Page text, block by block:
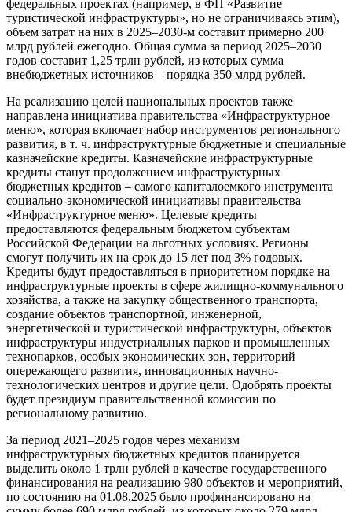
федеральных проектах (например, в ФП «Развитие
туристической инфраструктуры», но не ограничиваясь этим),
объем затрат на них в 2025–2030-м составит примерно 200
млрд рублей ежегодно. Общая сумма за период 2025–2030
годов составит 1,25 трлн рублей, из которых сумма
внебюджетных источников – порядка 350 млрд рублей.
На реализацию целей национальных проектов также
направлена инициатива правительства «Инфраструктурное
меню», которая включает набор инструментов регионального
развития, в т. ч. инфраструктурные бюджетные и специальные
казначейские кредиты. Казначейские инфраструктурные
кредиты станут продолжением инфраструктурных
бюджетных кредитов – самого капиталоемкого инструмента
социально-экономической инициативы правительства
«Инфраструктурное меню». Целевые кредиты
предоставляются федеральным бюджетом субъектам
Российской Федерации на льготных условиях. Регионы
смогут получить их на срок до 15 лет под 3% годовых.
Кредиты будут предоставляться в приоритетном порядке на
инфраструктурные проекты в сфере жилищно-коммунального
хозяйства, а также на закупку общественного транспорта,
создание объектов транспортной, инженерной,
энергетической и туристической инфраструктуры, объектов
инфраструктуры индустриальных парков и промышленных
технопарков, особых экономических зон, территорий
опережающего развития, инновационных научно-
технологических центров и другие цели. Одобрять проекты
будет президиум правительственной комиссии по
региональному развитию.
За период 2021–2025 годов через механизм
инфраструктурных бюджетных кредитов планируется
выделить около 1 трлн рублей в качестве государственного
финансирования на реализацию 980 объектов и мероприятий,
по состоянию на 01.08.2025 было профинансировано на